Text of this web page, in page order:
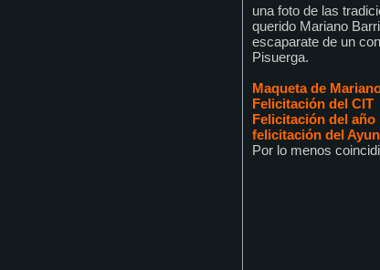
una foto de las
querido Mariano
escaparate de un
Pisuerga.
Maqueta de
Felicitación del CIT
Felicitación del año
felicitación del
Por lo menos